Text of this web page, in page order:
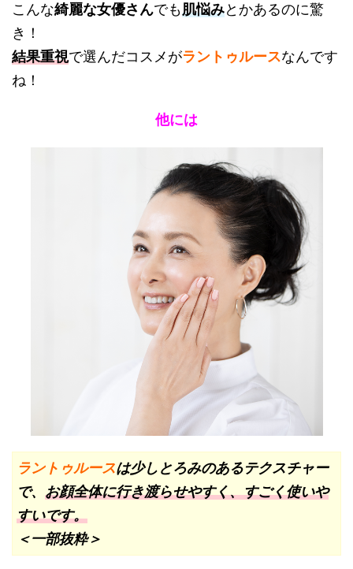
こんな綺麗な女優さんでも肌悩みとかあるのに驚
き！
結果重視で選んだコスメがラントゥルースなんです
ね！
他には
ラントゥルースは少しとろみのあるテクスチャー
で、 お顔全体に行き渡らせやすく、すごく使いや
すいです。
＜一部抜粋＞